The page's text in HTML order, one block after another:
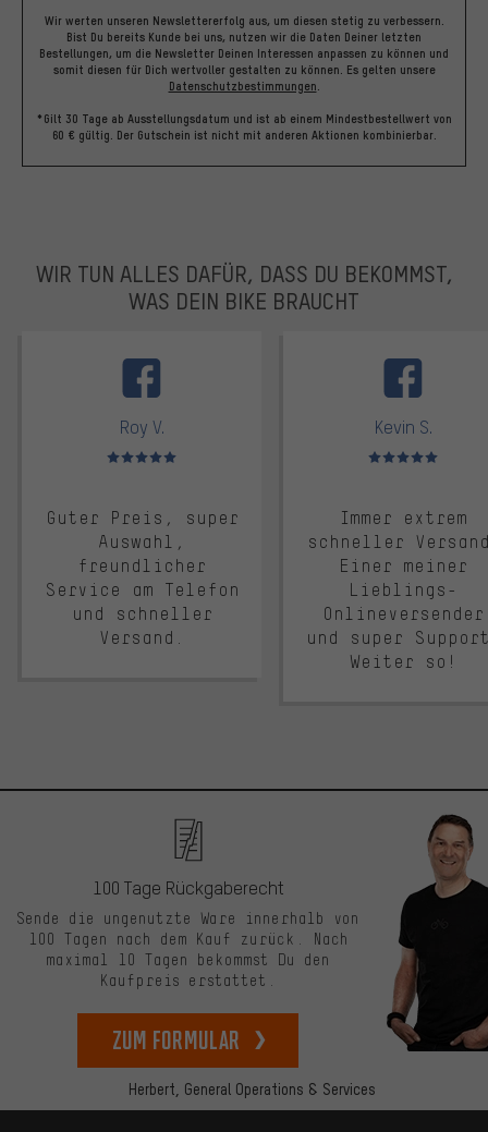
Wir werten unseren Newslettererfolg aus, um diesen stetig zu verbessern.
Bist Du bereits Kunde bei uns, nutzen wir die Daten Deiner letzten
Bestellungen, um die Newsletter Deinen Interessen anpassen zu können und
somit diesen für Dich wertvoller gestalten zu können. Es gelten unsere
Datenschutzbestimmungen.
*Gilt 30 Tage ab Ausstellungsdatum und ist ab einem Mindestbestellwert von
60 € gültig. Der Gutschein ist nicht mit anderen Aktionen kombinierbar.
WIR TUN ALLES DAFÜR, DASS DU BEKOMMST,
WAS DEIN BIKE BRAUCHT
Roy V.
Bewertungen: 5 von 5
Guter Preis, super
Auswahl,
freundlicher
Service am Telefon
und schneller
Versand.
Kevin S.
Bewertungen: 5 von 5
Immer extrem
schneller
Einer meiner
Lieblings-
Onlineversender
und super
Weiter so!
Herbert, General Operations & Services
100 Tage Rückgaberecht
Sende die ungenutzte Ware innerhalb von
100 Tagen nach dem Kauf zurück. Nach
maximal 10 Tagen bekommst Du den
Kaufpreis erstattet.
zum Formular